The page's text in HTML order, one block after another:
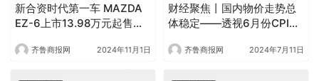
新合资时代第一车 MAZDA
EZ-6上市13.98万元起售交
齐鲁商报网 2024年11月1日
财经聚焦丨国内物价走势总
体稳定——透视6月份CPI和
齐鲁商报网 2024年7月11日